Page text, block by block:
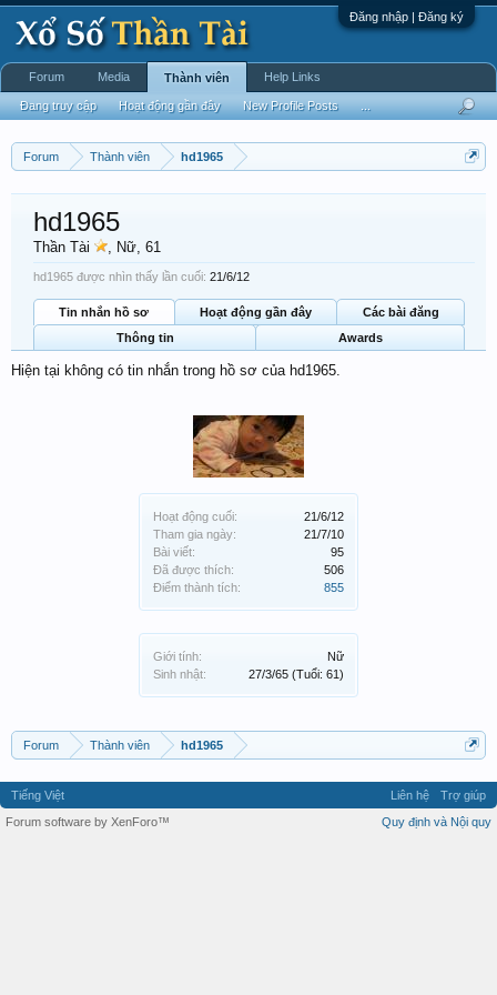
Đăng nhập | Đăng ký
Forum Thành viên hd1965
Hoạt động cuối:
21/6/12
Tham gia ngày:
21/7/10
Bài viết:
95
Đã được thích:
506
Điểm thành tích:
855
Giới tính:
Nữ
Sinh nhật:
27/3/65 (Tuổi: 61)
hd1965
Thần Tài , Nữ, 61
hd1965 được nhìn thấy lần cuối: 21/6/12
Tin nhắn hồ sơ Hoạt động gần đây
Các bài đăng
Thông tin
Awards
Hiện tại không có tin nhắn trong hồ sơ của hd1965.
Forum Thành viên hd1965
Forum Media Thành viên
Đang truy cập Hoạt động gần đây New Profile Posts
Help Links
Tiếng Việt Liên hệ
Trợ giúp
Quy định và Nội quy
Forum software by XenForo™